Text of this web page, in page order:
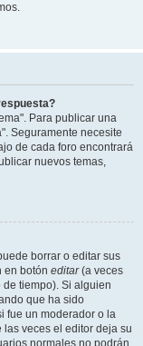
Para publicar una
Seguramente necesite
de cada foro encontrará
nuevos temas,
borrar o editar sus
en botón editar(a veces
tiempo). Si alguien
que ha sido
fue un moderador o la
veces el editor deja su
normales no podrán